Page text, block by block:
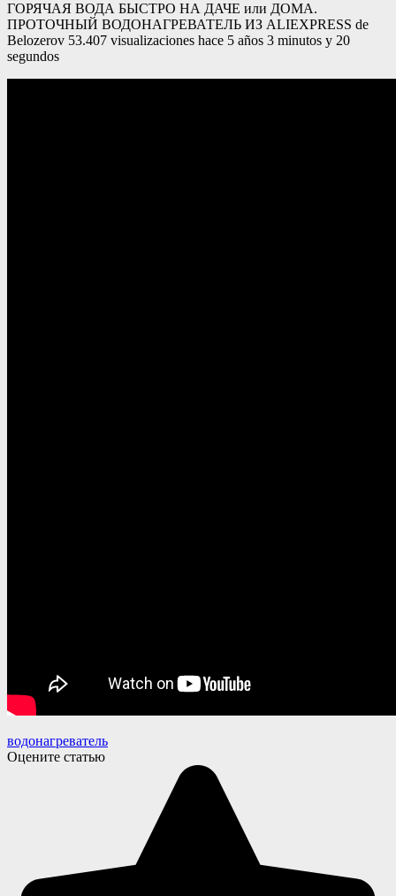
ГОРЯЧАЯ ВОДА БЫСТРО НА ДАЧЕ или ДОМА.
ПРОТОЧНЫЙ ВОДОНАГРЕВАТЕЛЬ ИЗ ALIEXPRESS de
Belozerov 53.407 visualizaciones hace 5 años 3 minutos y 20
segundos
водонагреватель
Оцените статью